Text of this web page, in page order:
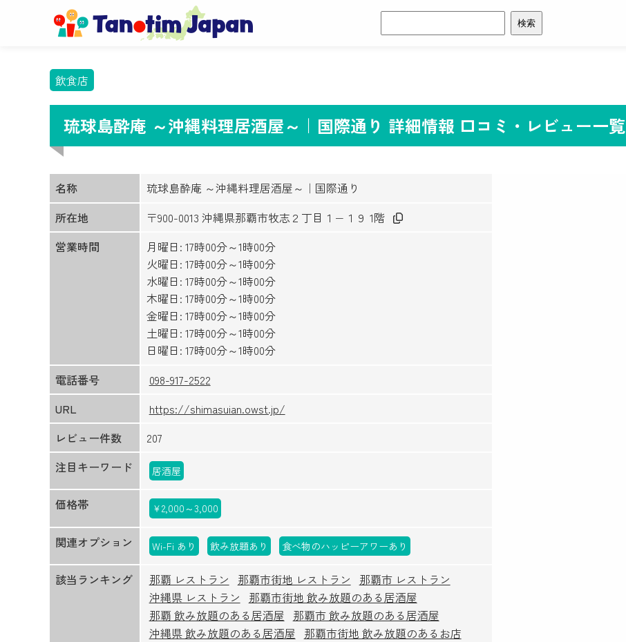
索:
飲食店
琉球島酔庵 ～沖縄料理居酒屋～｜国際通り 詳細情報 口コミ・レビュー一覧
名称
琉球島酔庵 ～沖縄料理居酒屋～｜国際通り
所在地
〒900-0013 沖縄県那覇市牧志２丁目１−１９ 1階
営業時間
月曜日: 17時00分～1時00分
火曜日: 17時00分～1時00分
水曜日: 17時00分～1時00分
木曜日: 17時00分～1時00分
金曜日: 17時00分～1時00分
土曜日: 17時00分～1時00分
日曜日: 17時00分～1時00分
電話番号
098-917-2522
URL
https://shimasuian.owst.jp/
レビュー件数
207
注目キーワード
居酒屋
価格帯 ￥2,000～3,000
関連オプション Wi-Fi あり 飲み放題あり 食べ物のハッピーアワーあり
該当ランキング 那覇 レストラン 那覇市街地 レストラン
那覇市 レストラン
沖縄県 レストラン
那覇市街地 飲み放題のある居酒屋
那覇 飲み放題のある居酒屋 那覇市 飲み放題のある居酒屋
沖縄県 飲み放題のある居酒屋 那覇市街地 飲み放題のあるお店